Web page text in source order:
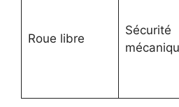
Roue libre
Sécurité